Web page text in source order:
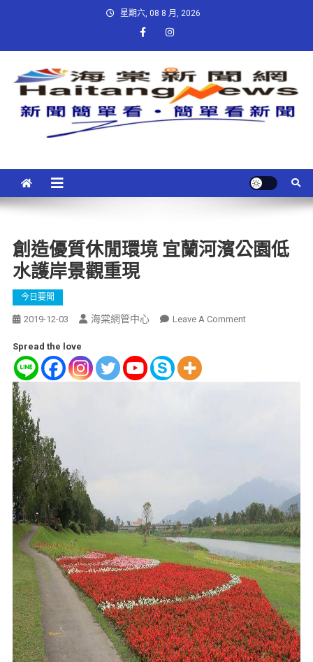
星期六, 08 8 月, 2026
創造優質休閒環境 宜蘭河濱公園低
水護岸景觀重現
今日要聞
2019-12-03 海棠網管中心 Leave A Comment
Spread the love